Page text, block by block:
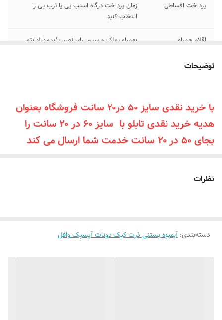
پرداخت اقساطی
زمان پرداخت درگاه اسنپ پی یا ترب پی را
انتخاب کنید
اقلام همراه بهمراه پولک و سیم برای نصب /بدون آدابتور
آموزش نصب کردن
قابلیت نصب روی شیشه کانتر دیوار فضای داخلی و ...
روش نصب کردن
با پولک سیم و چسب ۱۲۳ روی شیشه یا دیوار
متصل میکنید
توضیحات
با خرید نقدی سایز ۵۰ در۲۰ سانت فروشگاه بعنوان
هدیه خرید نقدی تابلو با سایز ۶۰ در ۲۰ سانت را
بجای ۵۰ در ۲۰ سانت خدمت شما ارسال می کن
د
نظرات
دسته‌بندی: آبمیوه بستنی ذرت کیک دونات آیسپک وافل